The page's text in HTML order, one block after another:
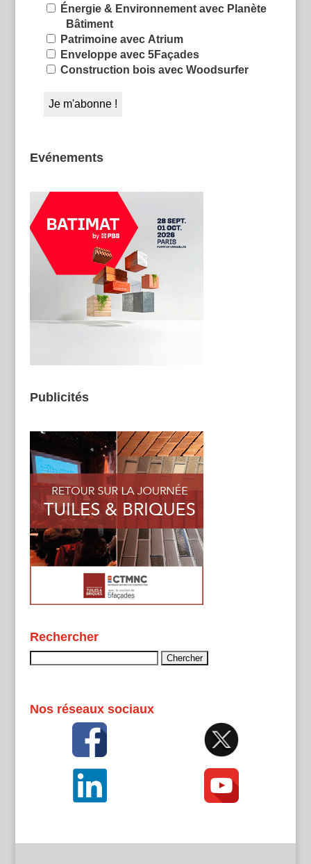
Énergie & Environnement avec Planète
Bâtiment
Patrimoine avec Atrium
Enveloppe avec 5Façades
Construction bois avec Woodsurfer
Evénements
Publicités
Rechercher
Nos réseaux sociaux